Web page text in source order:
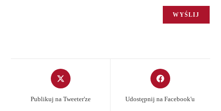
Opens
in
new
Publikuj na Tweeter'ze
Opens
in
new
Udostępnij na Facebook'u